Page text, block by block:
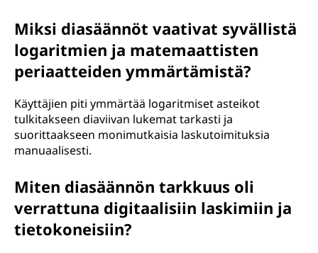
Miksi diasäännöt vaativat syvällistä
logaritmien ja matemaattisten
periaatteiden ymmärtämistä?
Käyttäjien piti ymmärtää logaritmiset asteikot
tulkitakseen diaviivan lukemat tarkasti ja
suorittaakseen monimutkaisia laskutoimituksia
manuaalisesti.
Miten diasäännön tarkkuus oli
verrattuna digitaalisiin laskimiin ja
tietokoneisiin?